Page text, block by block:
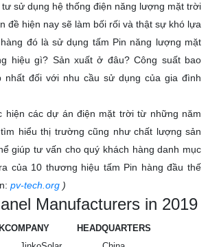
sử dụng hệ thống điện năng lượng mặt trời
đề hiện nay sẽ làm bối rối và thật sự khó lựa
đó là sử dụng tấm Pin năng lượng mặt
hiệu gì? Sản xuất ở đâu? Công suất bao
nhất đối với nhu cầu sử dụng của gia đình
hiện các dự án điện mặt trời từ những năm
hiểu thị trường cũng như chất lượng sản
giúp tư vấn cho quý khách hàng danh mục
của 10 thương hiệu tấm Pin hàng đầu thế
pv-tech.org )
Manufacturers in 2019
COMPANY
HEADQUARTERS